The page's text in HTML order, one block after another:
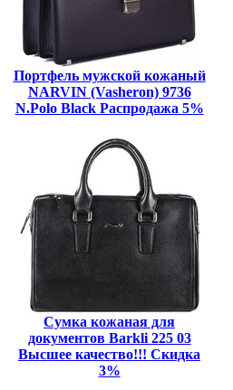
Портфель мужской кожаный
NARVIN (Vasheron) 9736
N.Polo Black Распродажа 5%
Сумка кожаная для
документов Barkli 225 03
Высшее качество!!! Скидка
3%